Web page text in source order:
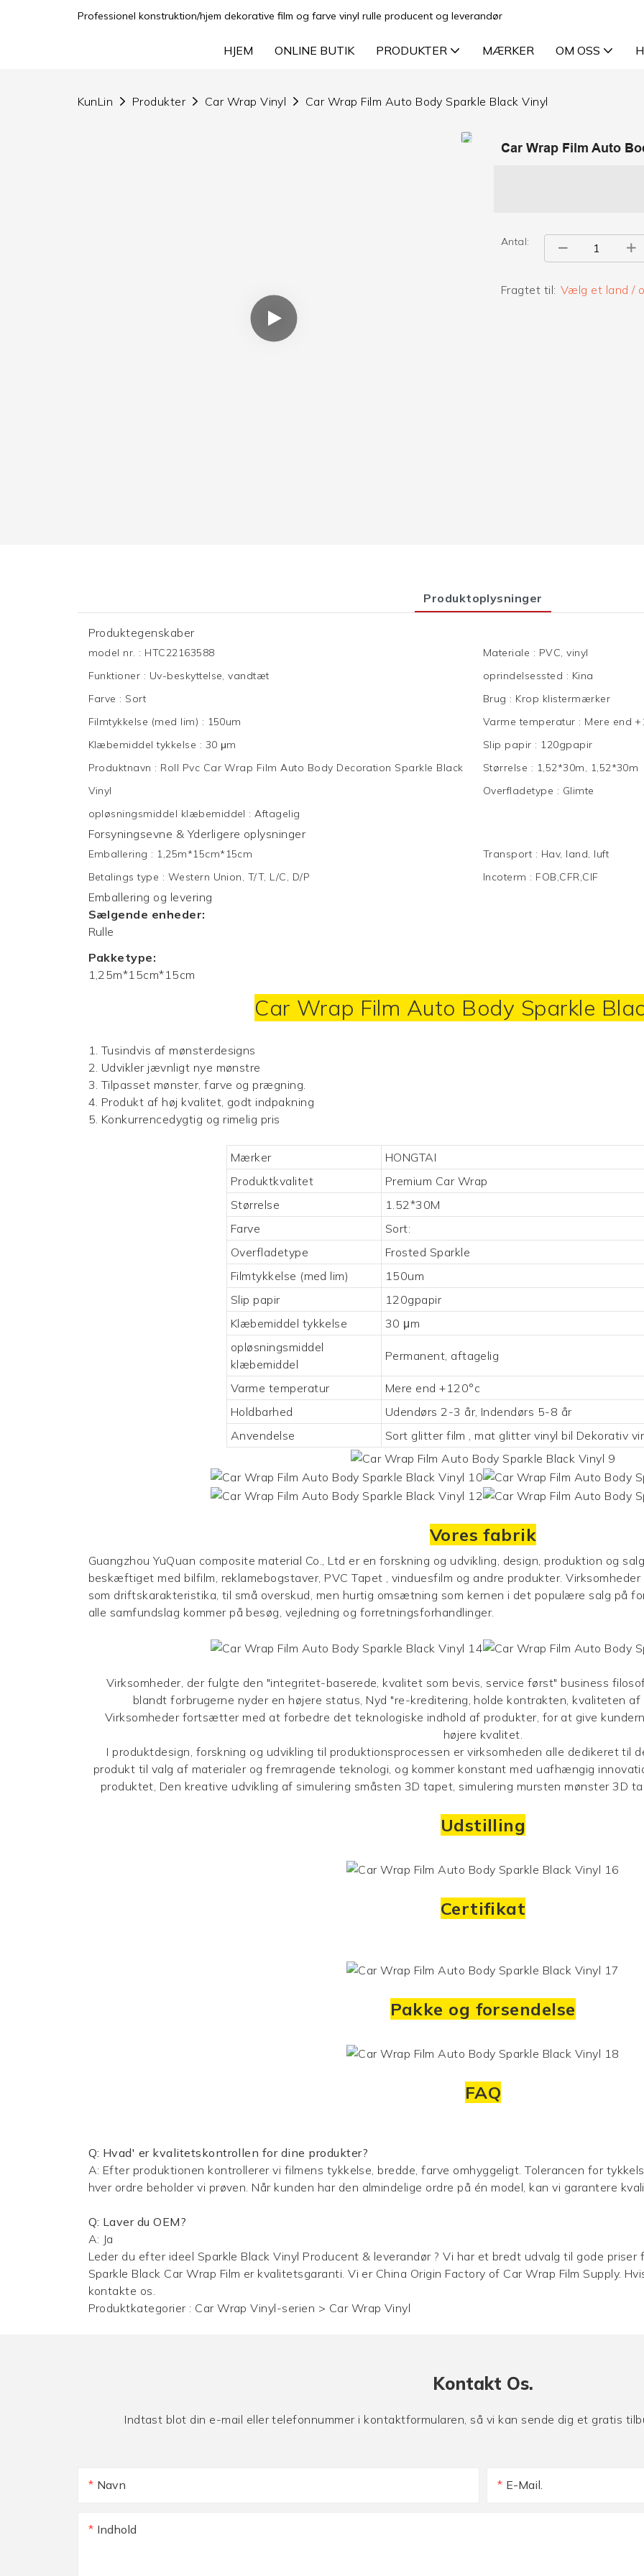
Professionel konstruktion/hjem dekorative film og farve vinyl rulle producent og leverandør
HJEM ONLINE BUTIK PRODUKTER MÆRKER OM OSS
KunLin Produkter Car Wrap Vinyl Car Wrap Film Auto Body Sparkle Black Vinyl
Car Wrap Film Auto
Antal:
Fragtet til: Vælg et land /
Produktoplysninger
Produktegenskaber
model nr. : HTC22163588 Materiale : PVC, vinyl
Funktioner : Uv-beskyttelse, vandtæt oprindelsessted : Kina
Farve : Sort Brug : Krop klistermærker
Filmtykkelse (med lim) : 150um Varme temperatur : Mere end
Klæbemiddel tykkelse : 30 μm Slip papir : 120gpapir
Produktnavn : Roll Pvc Car Wrap Film Auto Body Decoration Sparkle Black
Vinyl
Størrelse : 1,52*30m, 1,52*30m
Overfladetype : Glimte
opløsningsmiddel klæbemiddel :Aftagelig
Forsyningsevne & Yderligere oplysninger
Emballering : 1,25m*15cm*15cm Transport : Hav, land, luft
Betalings type : Western Union, T/T, L/C, D/P Incoterm : FOB,CFR,CIF
Emballering og levering
Sælgende enheder:
Rulle
Pakketype:
1,25m*15cm*15cm
Car Wrap Film Auto Body Sparkle
1. Tusindvis af mønsterdesigns
2. Udvikler jævnligt nye mønstre
3. Tilpasset mønster, farve og prægning.
4. Produkt af høj kvalitet, godt indpakning
5. Konkurrencedygtig og rimelig pris
Mærker
HONGTAI
Produktkvalitet
Premium Car Wrap
Størrelse
1.52*30M
Farve
Sort:
Overfladetype
Frosted Sparkle
Filmtykkelse (med lim)
150um
Slip papir
120gpapir
Klæbemiddel tykkelse
30 μm
opløsningsmiddel
klæbemiddel
Permanent, aftagelig
Varme temperatur
Mere end +120°c
Holdbarhed
Udendørs 2-3 år, Indendørs 5-8 år
Anvendelse
Sort glitter film mat glitter vinyl bil Dekorativ
Vores fabrik
Guangzhou YuQuan composite material Co., Ltd er en forskning og udvikling, design, produktion og
beskæftiget med bilfilm, reklamebogstaver, PVCTapet
, vinduesfilm og andre produkter.
som driftskarakteristika, til små overskud, men hurtig omsætning som kernen i det populære salg på
alle samfundslag kommer på besøg, vejledning og forretningsforhandlinger.
Virksomheder, der fulgte den "integritet-baserede, kvalitet som bevis, service først" business
blandt forbrugerne nyder en højere status, Nyd "re-kreditering, holde kontrakten, kvaliteten
Virksomheder fortsætter med at forbedre det teknologiske indhold af produkter, for at give
højere kvalitet.
I produktdesign, forskning og udvikling til produktionsprocessen er virksomheden alle dedikeret
produkt til valg af materialer og fremragende teknologi, og kommer konstant med uafhængig
produktet, Den kreative udvikling af simulering småsten 3D tapet, simulering mursten mønster 3D
Udstilling
Certifikat
Pakke og forsendelse
FAQ
Q: Hvad' er kvalitetskontrollen for dine produkter?
A: Efter produktionen kontrollerer vi filmens tykkelse, bredde, farve omhyggeligt. Tolerancen for
hver ordre beholder vi prøven. Når kunden har den almindelige ordre på én model, kan vi garantere
Q: Laver du OEM?
A: Ja
Leder du efter ideel Sparkle Black Vinyl Producent & leverandør ? Vi har et bredt udvalg til gode
Sparkle Black Car Wrap Film er kvalitetsgaranti. Vi er China Origin Factory of Car Wrap Film Supply.
kontakte os.
Produktkategorier : Car Wrap Vinyl-serien > Car Wrap Vinyl
Kontakt Os.
Indtast blot din e-mail eller telefonnummer i kontaktformularen, så vi kan sende dig et gratis
Navn E-Mail.
Indhold